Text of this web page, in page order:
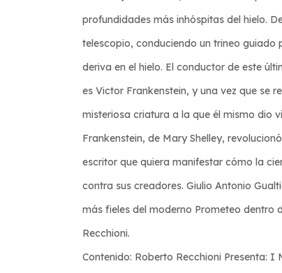
profundidades más inhóspitas del hielo.
telescopio, conduciendo un trineo guiado
deriva en el hielo. El conductor de este
es Victor Frankenstein, y una vez que se
misteriosa criatura a la que él mismo dio
Frankenstein, de Mary Shelley,
escritor que quiera manifestar cómo la
contra sus creadores. Giulio Antonio
más fieles del moderno Prometeo dentro
Recchioni.
Contenido: Roberto Recchioni Presenta: I